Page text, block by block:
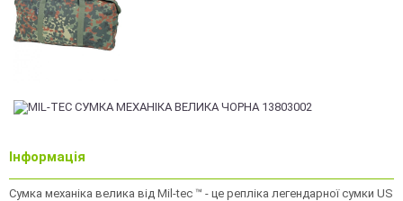
Інформація
Сумка механіка велика від Mil-tec ™ - це репліка легендарної сумки US